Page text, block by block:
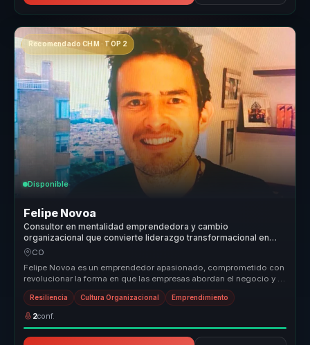
Recomendado CHM · TOP 2
Disponible
Felipe Novoa
Consultor en mentalidad emprendedora y cambio
organizacional que convierte liderazgo transformacional en
resiliencia, acción y crecimiento para equipos.
CO
Felipe Novoa es un emprendedor apasionado, comprometido con
revolucionar la forma en que las empresas abordan el negocio y el
impacto soc...
Resiliencia Cultura Organizacional Emprendimiento
2conf.